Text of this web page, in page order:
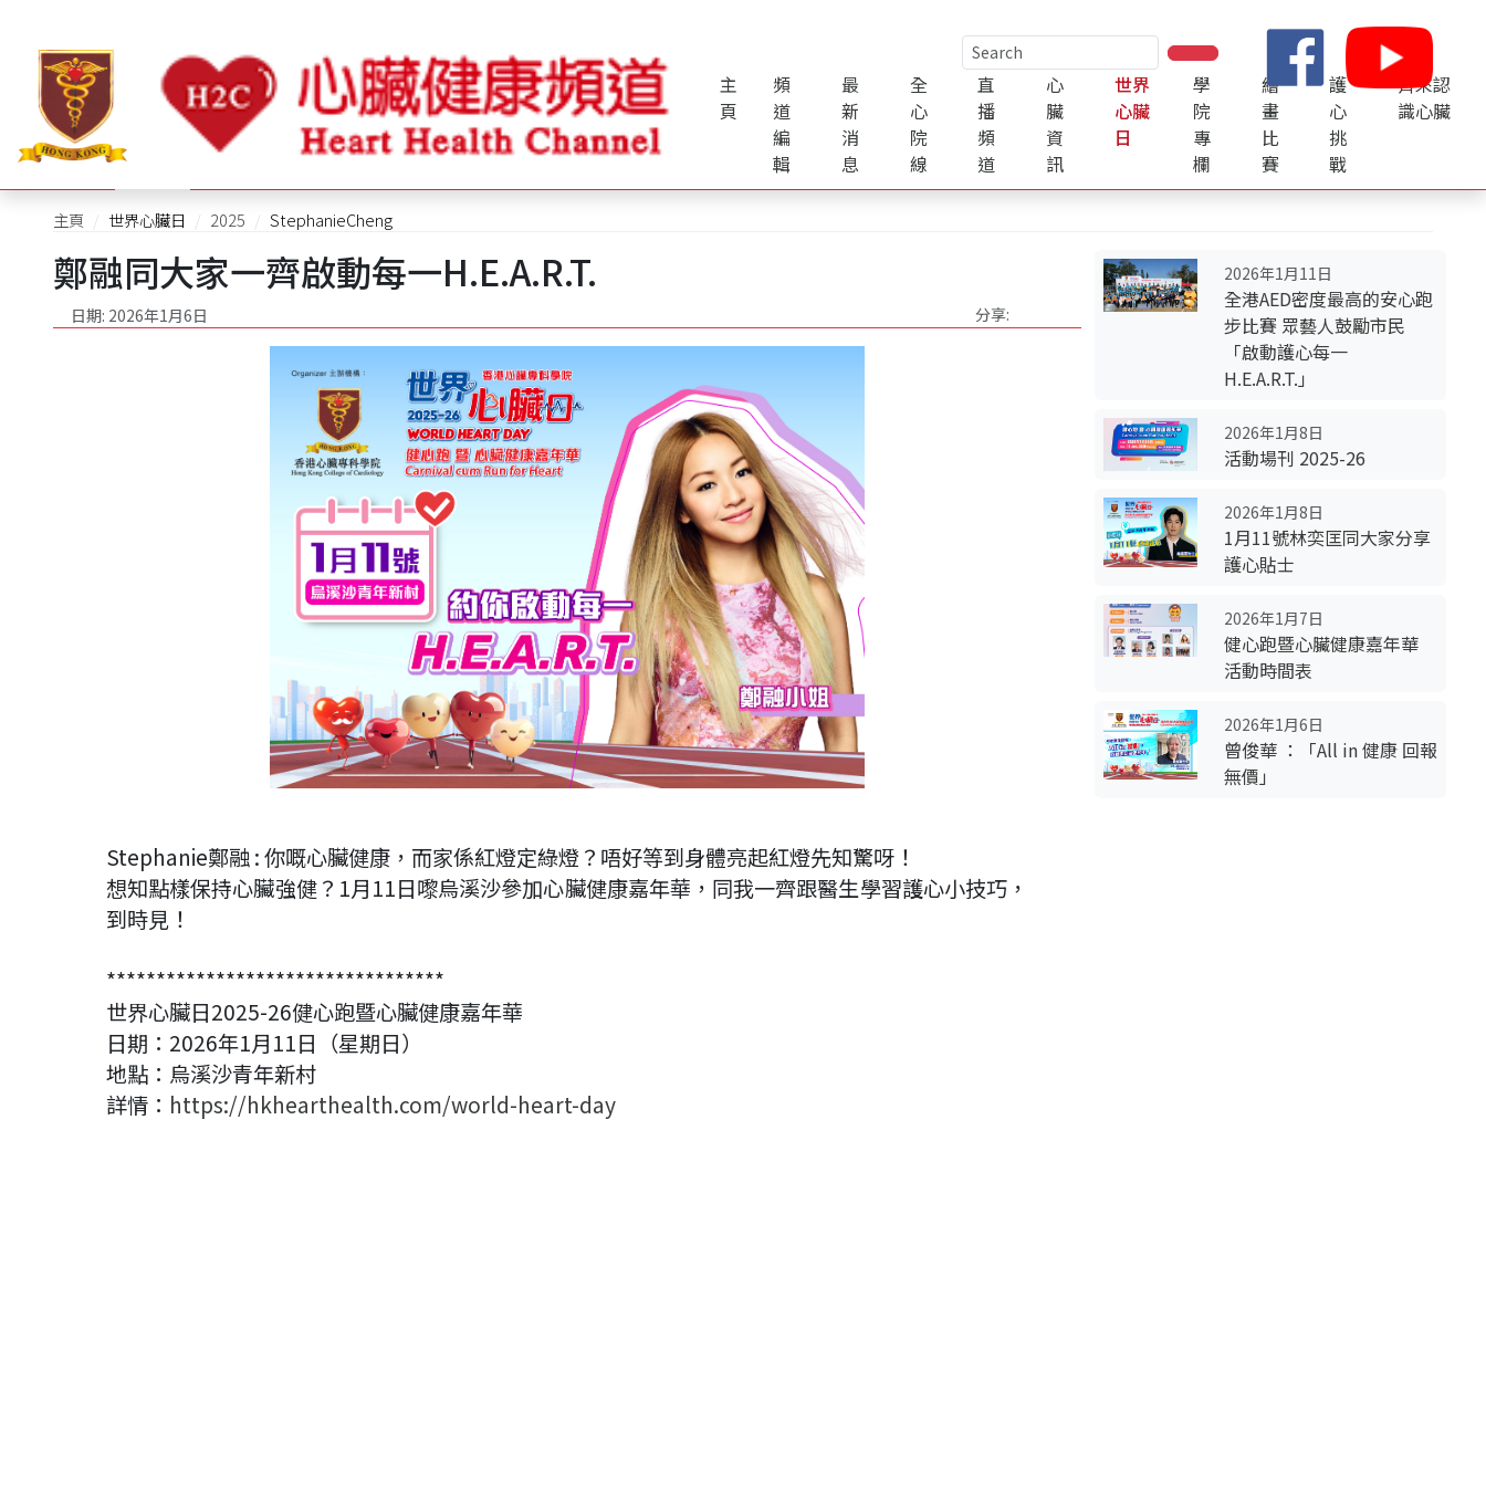
主
頁
頻
道
編
輯
最
新
消
息
全
心
院
線
直
播
頻
道
心
臟
資
訊
世界
心臟
日
學
院
專
欄
繪
畫
比
賽
護
心
挑
戰
齊來認
識心臟
世界心臟日
2026 2023 2022 2021 2020 2019 2018
主頁 世界心臟日 2025 StephanieCheng
鄭融同大家一齊啟動每一H.E.A.R.T.
日期: 2026年1月6日 分享:
Stephanie鄭融: 你嘅心臟健康，而家係紅燈定綠燈？唔好等到身體亮起紅燈先知驚呀！
想知點樣保持心臟強健？1月11日嚟烏溪沙參加心臟健康嘉年華，同我一齊跟醫生學習護心小技巧，
到時見！
**********************************
世界心臟日2025-26健心跑暨心臟健康嘉年華
日期：2026年1月11日（星期日）
地點：烏溪沙青年新村
詳情： https://hkhearthealth.com/world-heart-day
2026年1月11日
全港AED密度最高的安心跑
步比賽 眾藝人鼓勵市民
「啟動護心每一
H.E.A.R.T.」
2026年1月8日
活動場刊 2025-26
2026年1月8日
1月11號林奕匡同大家分享
護心貼士
2026年1月7日
健心跑暨心臟健康嘉年華
活動時間表
2026年1月6日
曾俊華 ：「All in 健康 回報
無價」